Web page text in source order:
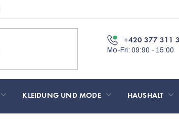
+420 377 311
KLEIDUNG UND MODE HAUSHALT